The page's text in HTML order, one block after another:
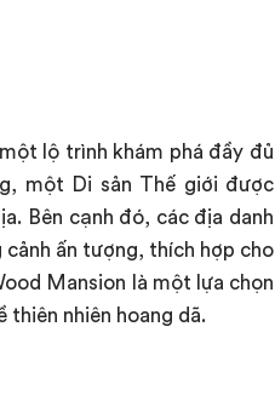
lộ trình khám phá đầy đủ
một Di sản Thế giới được
Bên cạnh đó, các địa danh
ấn tượng, thích hợp cho
Mansion là một lựa chọn
thiên nhiên hoang dã.